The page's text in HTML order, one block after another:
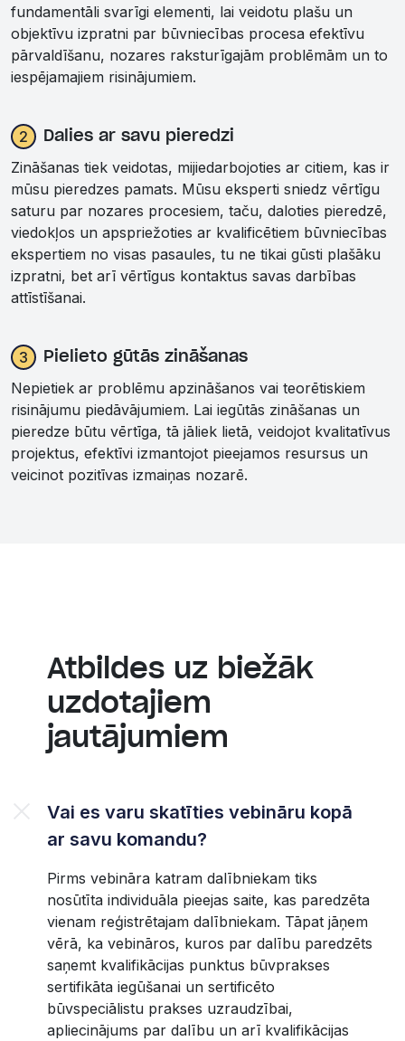
fundamentāli svarīgi elementi, lai veidotu plašu un
objektīvu izpratni par būvniecības procesa efektīvu
pārvaldīšanu, nozares raksturīgajām problēmām un to
iespējamajiem risinājumiem.
2 Dalies ar savu pieredzi
Zināšanas tiek veidotas, mijiedarbojoties ar citiem, kas ir
mūsu pieredzes pamats. Mūsu eksperti sniedz vērtīgu
saturu par nozares procesiem, taču, daloties pieredzē,
viedokļos un apspriežoties ar kvalificētiem būvniecības
ekspertiem no visas pasaules, tu ne tikai gūsti plašāku
izpratni, bet arī vērtīgus kontaktus savas darbības
attīstīšanai.
3 Pielieto gūtās zināšanas
Nepietiek ar problēmu apzināšanos vai teorētiskiem
risinājumu piedāvājumiem. Lai iegūtās zināšanas un
pieredze būtu vērtīga, tā jāliek lietā, veidojot kvalitatīvus
projektus, efektīvi izmantojot pieejamos resursus un
veicinot pozitīvas izmaiņas nozarē.
Atbildes uz biežāk
uzdotajiem
jautājumiem
Vai es varu skatīties vebināru kopā
ar savu komandu?
Pirms vebināra katram dalībniekam tiks
nosūtīta individuāla pieejas saite, kas paredzēta
vienam reģistrētajam dalībniekam. Tāpat jāņem
vērā, ka vebināros, kuros par dalību paredzēts
saņemt kvalifikācijas punktus būvprakses
sertifikāta iegūšanai un sertificēto
būvspeciālistu prakses uzraudzībai,
apliecinājums par dalību un arī kvalifikācijas